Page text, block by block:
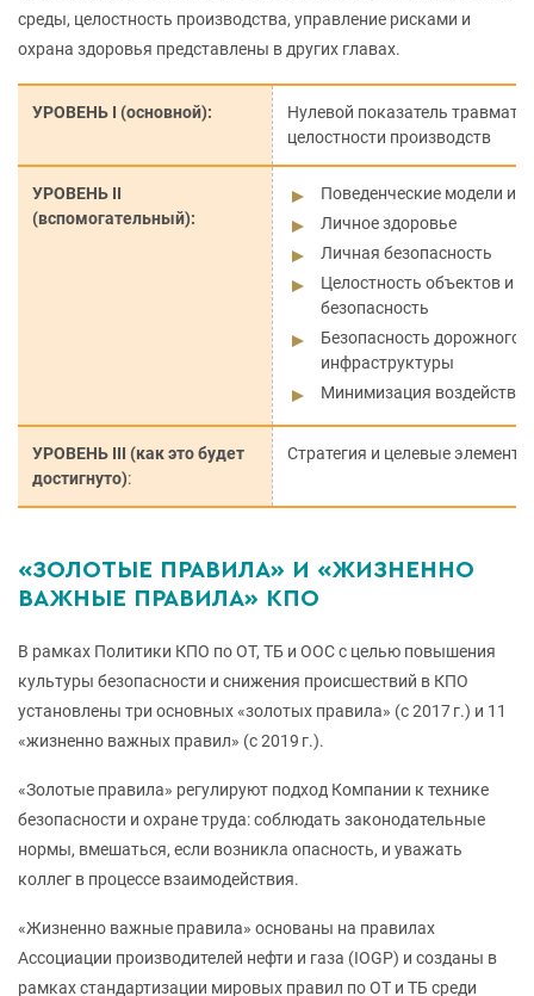
среды, целостность производства, управление рисками и
охрана здоровья представлены в других главах.
УРОВЕНЬ I (основной):
Нулевой показатель
целостности производств
УРОВЕНЬ II
(вспомогательный):
Поведенческие модели и
Личное здоровье
Личная безопасность
Целостность объектов и
безопасность
Безопасность дорожного
инфраструктуры
Минимизация
УРОВЕНЬ III (как это будет
достигнуто):
Стратегия и целевые элементы
«ЗОЛОТЫЕ ПРАВИЛА» И «ЖИЗНЕННО
ВАЖНЫЕ ПРАВИЛА» КПО
В рамках Политики КПО по ОТ, ТБ и ООС с целью повышения
культуры безопасности и снижения происшествий в КПО
установлены три основных «золотых правила» (с 2017 г.) и 11
«жизненно важных правил» (с 2019 г.).
«Золотые правила» регулируют подход Компании к технике
безопасности и охране труда: соблюдать законодательные
нормы, вмешаться, если возникла опасность, и уважать
коллег в процессе взаимодействия.
«Жизненно важные правила» основаны на правилах
Ассоциации производителей нефти и газа (IOGP) и созданы в
рамках стандартизации мировых правил по ОТ и ТБ среди